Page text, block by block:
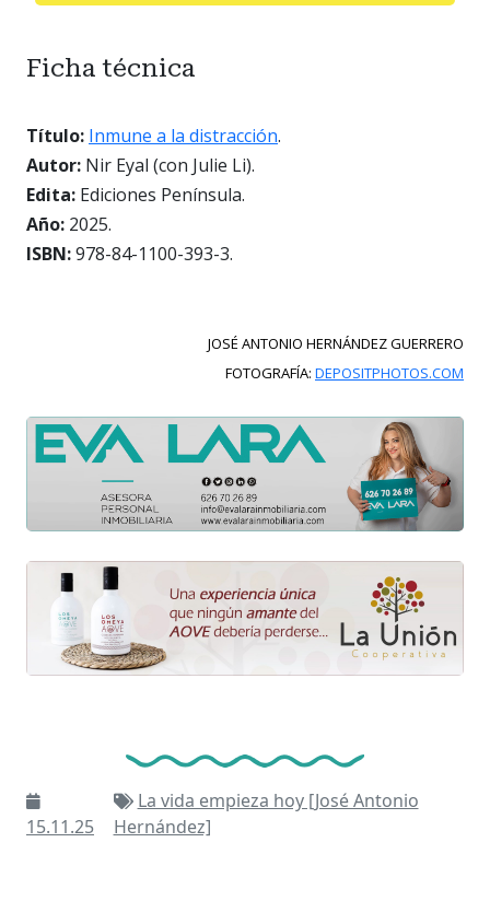
Ficha técnica
Título: Inmune a la distracción.
Autor: Nir Eyal (con Julie Li).
Edita: Ediciones Península.
Año: 2025.
ISBN:978-84-1100-393-3.
JOSÉ ANTONIO HERNÁNDEZ GUERRERO
FOTOGRAFÍA: DEPOSITPHOTOS.COM
15.11.25
La vida empieza hoy [José Antonio
Hernández]